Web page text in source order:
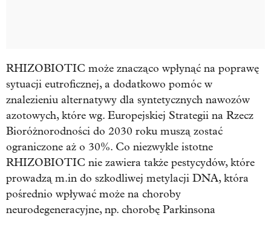
RHIZOBIOTIC może znacząco wpłynąć na poprawę
sytuacji eutroficznej, a dodatkowo pomóc w
znalezieniu alternatywy dla syntetycznych nawozów
azotowych, które wg. Europejskiej Strategii na Rzecz
Bioróżnorodności do 2030 roku muszą zostać
ograniczone aż o 30%. Co niezwykle istotne
RHIZOBIOTIC nie zawiera także pestycydów, które
prowadzą m.in do szkodliwej metylacji DNA, która
pośrednio wpływać może na choroby
neurodegeneracyjne, np. chorobę Parkinsona